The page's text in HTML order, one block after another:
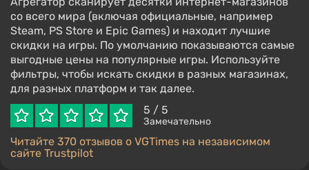
со всего мира (включая официальные, например
Steam, PS Store и Epic Games) и находит лучшие
скидки на игры. По умолчанию показываются самые
выгодные цены на популярные игры. Используйте
фильтры, чтобы искать скидки в разных магазинах,
для разных платформ и так далее.
5 / 5
Замечательно
Читайте 370 отзывов о VGTimes на независимом
сайте Trustpilot